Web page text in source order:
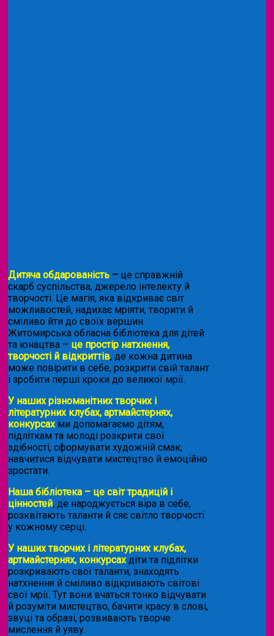
Дитяча обдарованість – це справжній
скарб суспільства, джерело інтелекту й
творчості. Це магія, яка відкриває світ
можливостей, надихає мріяти, творити й
сміливо йти до своїх вершин.
Житомирська обласна бібліотека для дітей
та юнацтва – це простір натхнення,
творчості й відкриттів, де кожна дитина
може повірити в себе, розкрити свій талант
і зробити перші кроки до великої мрії.
У наших різноманітних творчих і
літературних клубах, артмайстернях,
конкурсахми допомагаємо дітям,
підліткам та молоді розкрити свої
здібності, сформувати художній смак,
навчитися відчувати мистецтво й емоційно
зростати.
Наша бібліотека – це світ традицій і
цінностей, де народжується віра в себе,
розквітають таланти й сяє світло творчості
у кожному серці.
У наших творчих і літературних клубах,
артмайстернях, конкурсахдіти та підлітки
розкривають свої таланти, знаходять
натхнення й сміливо відкривають світові
свої мрії. Тут вони вчаться тонко відчувати
й розуміти мистецтво, бачити красу в слові,
звуці та образі, розвивають творче
мислення й уяву.